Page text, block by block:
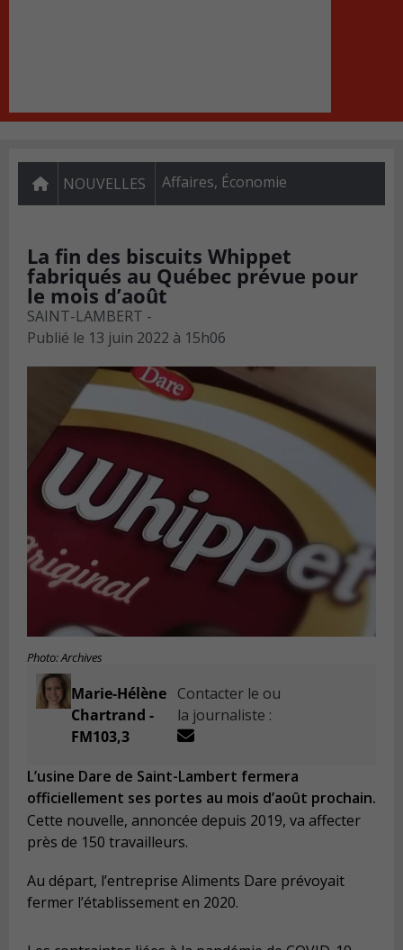
NOUVELLES Affaires, Économie
La fin des biscuits Whippet
fabriqués au Québec prévue pour
le mois d’août
SAINT-LAMBERT -
Publié le 13 juin 2022 à 15h06
Photo: Archives
Marie-Hélène
Chartrand -
FM103,3
Contacter le ou
la journaliste :
L’usine Dare de Saint-Lambert fermera
officiellement ses portes au mois d’août prochain.
Cette nouvelle, annoncée depuis 2019, va affecter
près de 150 travailleurs.
Au départ, l’entreprise Aliments Dare prévoyait
fermer l’établissement en 2020.